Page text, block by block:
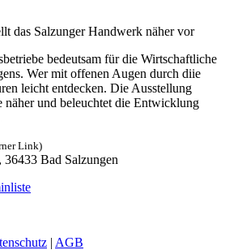
das Salzunger Handwerk näher vor
bedeutsam für die Wirtschaftliche
Wer mit offenen Augen durch diie
leicht entdecken. Die Ausstellung
näher und beleuchtet die Entwicklung
Link)
Bad Salzungen
| AGB